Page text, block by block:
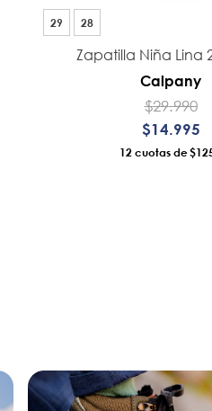
29 28
Zapatilla Niña Lina
Calpany
$29.990
$14 995
12